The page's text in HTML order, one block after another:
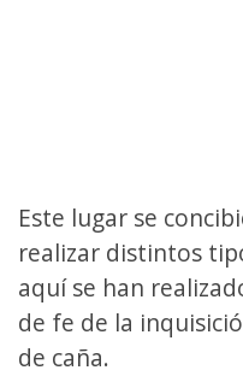
Este lugar se
realizar distintos
aquí se han
de fe de la
de caña.